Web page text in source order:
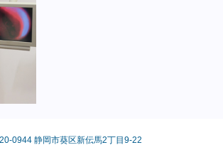
0944 静岡市葵区新伝馬2丁目9-22